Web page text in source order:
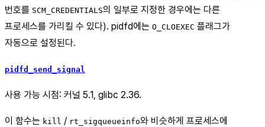
번호를 SCM_CREDENTIALS의 일부로 지정한 경우에는 다른
프로세스를 가리킬 수 있다). pidfd에는 O_CLOEXEC 플래그가
자동으로 설정된다.
pidfd_send_signal
사용 가능 시점: 커널 5.1, glibc 2.36.
이 함수는 kill / rt_sigqueueinfo와 비슷하게 프로세스에